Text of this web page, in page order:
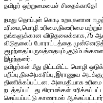
தமிழர் ஒற்றுமையைச் சிதைக்காதே!
நமது தொப்புள் கொடி உறவுகளான
உரிமை,மொழி உரிமை,நிலஉரிமை
தங்களுக்கான விடுதலைக்காக,75
விடுதலைப் போராட்டத்தை
இழந்தனர்.
தமிழர்கள் மீது திட்டமிட்ட மொழி
பறிப்பு,நிலஅபகரிப்பு,இராணுவ
திணிக்கப்பட்டன. அமைதியாக உரிமை
நடத்தப்பட்டது.கிராமங்கள்
செய்யப்பட்டு காணாமல்